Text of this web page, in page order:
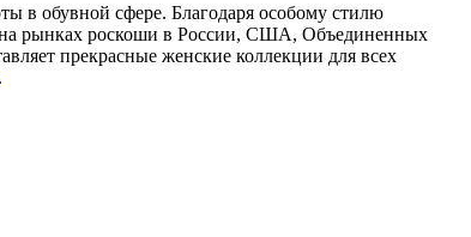
в обувной сфере. Благодаря особому стилю
на рынках роскоши в России, США, Объединенных
прекрасные женские коллекции для всех
.